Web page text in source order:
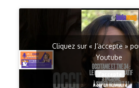
Cliquez sur « J’accepte »
Youtube